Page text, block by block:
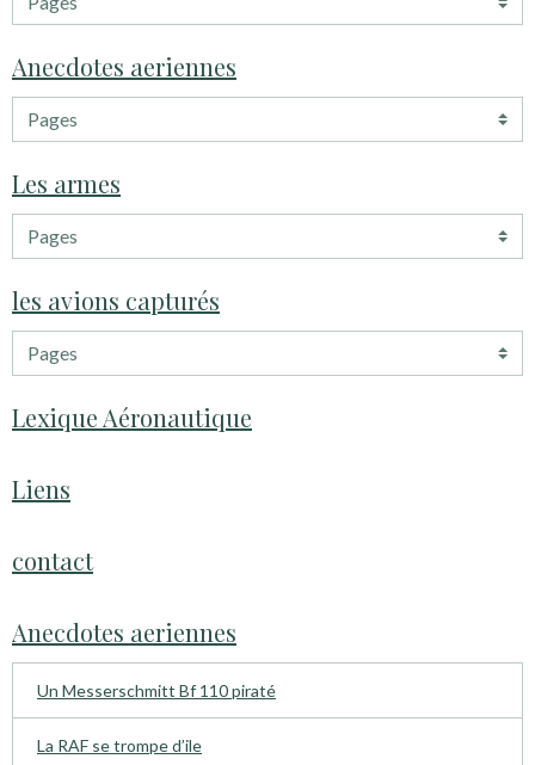
Anecdotes aeriennes
Les armes
les avions capturés
Lexique Aéronautique
Liens
contact
Anecdotes aeriennes
Un Messerschmitt Bf 110 piraté
La RAF se trompe d’ile